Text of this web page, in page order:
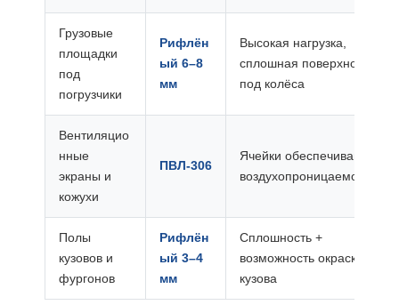
Грузовые
площадки
под
погрузчики
Рифлён
ый 6–8
мм
Высокая нагрузка,
сплошная поверхность
под колёса
Вентиляцио
нные
экраны и
кожухи
ПВЛ-306
Ячейки обеспечивают
воздухопроницаемость
Полы
кузовов и
фургонов
Рифлён
ый 3–4
мм
Сплошность +
возможность окраски
кузова